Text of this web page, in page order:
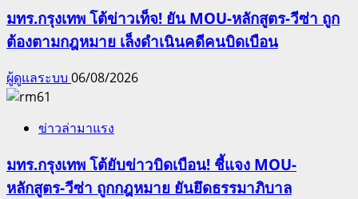
มทร.กรุงเทพ โต้ข่าวเท็จ! ยัน MOU-หลักสูตร-วีซ่า ถูก
ต้องตามกฎหมาย เล็งดำเนินคดีคนบิดเบือน
ผู้ดูแลระบบ 06/08/2026
ข่าวล่ามาแรง
มทร.กรุงเทพ โต้ยับข่าวบิดเบือน! ชี้แจง MOU-
หลักสูตร-วีซ่า ถูกกฎหมาย ยันยึดธรรมาภิบาล